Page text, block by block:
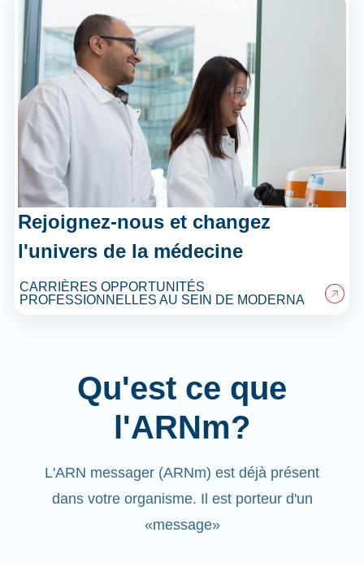
Rejoignez-nous et changez
l'univers de la médecine
CARRIÈRES OPPORTUNITÉS
PROFESSIONNELLES AU SEIN DE MODERNA
Qu'est ce que
l'ARNm?
L'ARN messager (ARNm) est déjà présent
dans votre organisme. Il est porteur d'un
«message»